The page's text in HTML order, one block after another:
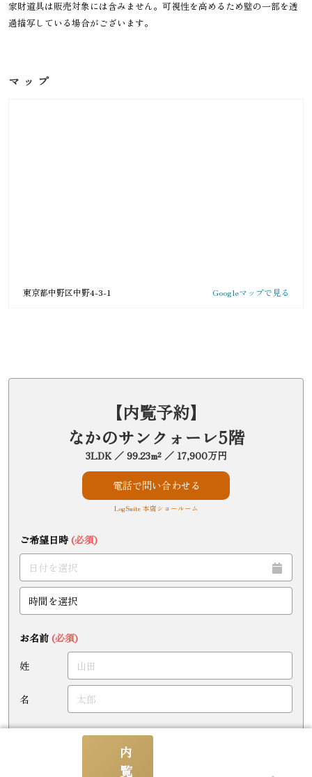
家財道具は販売対象には含みません。可視性を高めるため壁の一部を透
過描写している場合がございます。
マップ
東京都中野区中野4-3-1 Googleマップで見る
【内覧予約】
なかのサンクォーレ5階
3LDK ／ 99.23m² ／ 17,900万円
電話で問い合わせる
LogSuite 本店ショールーム
ご希望日時 (必須)
お名前 (必須)
姓
名
現在のお住まい形態
内
覧